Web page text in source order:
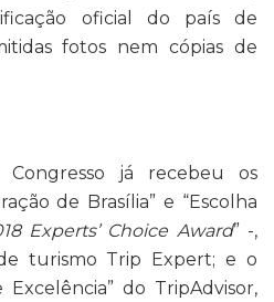
oficial do país de
fotos nem cópias de
já recebeu os
de Brasília” e “Escolha
Experts’ Choice Award” -,
turismo Trip Expert; e o
do TripAdvisor,